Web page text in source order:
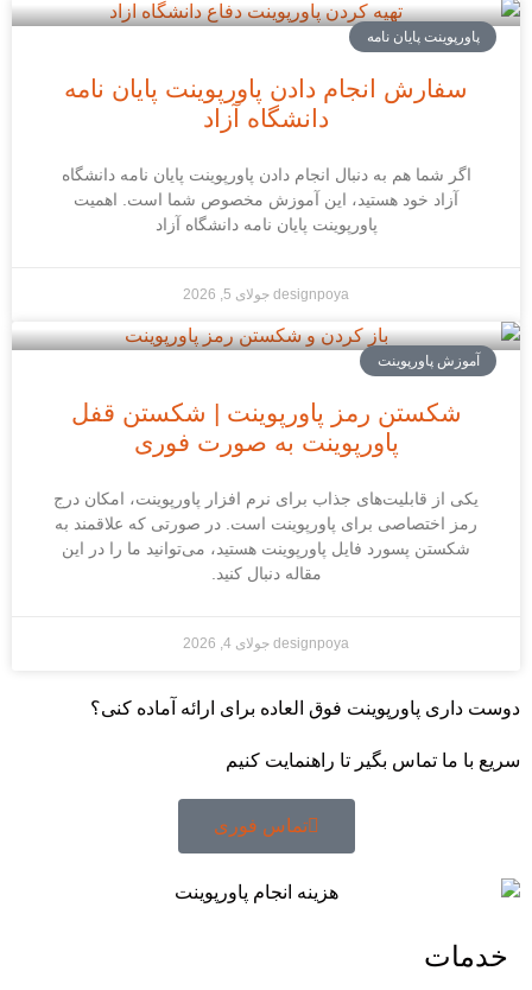
پاورپوینت پایان نامه
سفارش انجام دادن پاورپوینت پایان نامه
دانشگاه آزاد
اگر شما هم به دنبال انجام دادن پاورپوینت پایان نامه دانشگاه
آزاد خود هستید، این آموزش مخصوص شما است. اهمیت
پاورپوینت پایان نامه دانشگاه آزاد
designpoya جولای 5, 2026
آموزش پاورپوینت
شکستن رمز پاورپوینت | شکستن قفل
پاورپوینت به صورت فوری
یکی از قابلیت‌های جذاب برای نرم افزار پاورپوینت، امکان درج
رمز اختصاصی برای پاورپوینت است. در صورتی که علاقمند به
شکستن پسورد فایل پاورپوینت هستید، می‌توانید ما را در این
مقاله دنبال کنید.
designpoya جولای 4, 2026
دوست داری پاورپوینت فوق العاده برای ارائه آماده کنی؟
سریع با ما تماس بگیر تا راهنمایت کنیم
تماس فوری
خدمات